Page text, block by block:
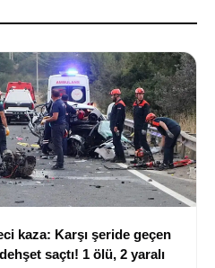
kaza: Karşı şeride geçen
saçtı! 1 ölü, 2 yaralı